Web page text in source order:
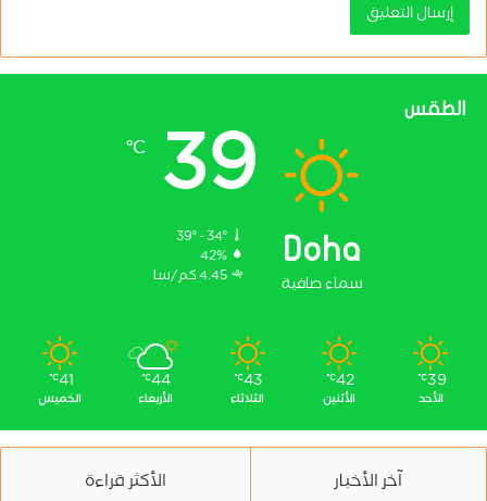
الطقس
Doha
سماء صافية
39
℃
39º - 34º
42%
4.45 كم/سا
39
℃
الأحد
42
℃
الأثنين
43
℃
الثلاثاء
44
℃
الأربعاء
41
℃
الخميس
آخر الأخبار الأكثر قراءة